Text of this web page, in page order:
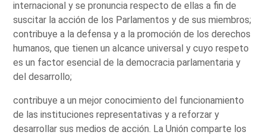
internacional y se pronuncia respecto de ellas a fin de
suscitar la acción de los Parlamentos y de sus miembros;
contribuye a la defensa y a la promoción de los derechos
humanos, que tienen un alcance universal y cuyo respeto
es un factor esencial de la democracia parlamentaria y
del desarrollo;
contribuye a un mejor conocimiento del funcionamiento
de las instituciones representativas y a reforzar y
desarrollar sus medios de acción. La Unión comparte los